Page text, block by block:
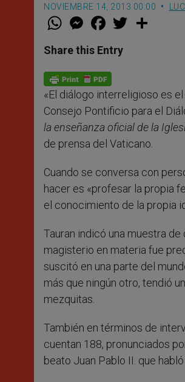
NOVIEMBRE 14, 2013 00:00
W
t
s
p
p
M
e
s
e
g
e
r
F
a
e
b
o
k
w
Share this Entry
«El diálogo interreligioso es
Consejo Pontificio para el
la enseñanza oficial de la
de prensa del Vaticano.
Cuando se conversa con
hacer es «profesar la propia
el conocimiento de la propia
Tauran indicó una muestra
magisterio en materia fue
suscitó en una parte del
más que ningún otro, tendió
mezquitas.
También en términos de
cuentan 188, pronunciados
beato Juan Pablo II. que